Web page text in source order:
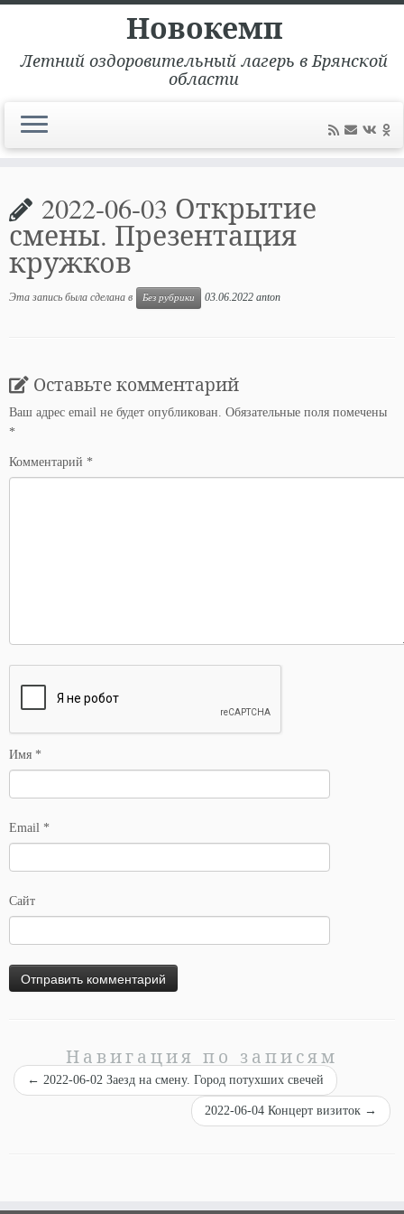
содержимому
Новокемп
Летний оздоровительный лагерь в Брянской
области
2022-06-03 Открытие
смены. Презентация
кружков
Эта запись была сделана в Без рубрики 03.06.2022 anton
Оставьте комментарий
Ваш адрес email не будет опубликован. Обязательные поля помечены
*
Комментарий *
Имя *
Email *
Сайт
Навигация по записям
← 2022-06-02 Заезд на смену. Город потухших свечей
2022-06-04 Концерт визиток →